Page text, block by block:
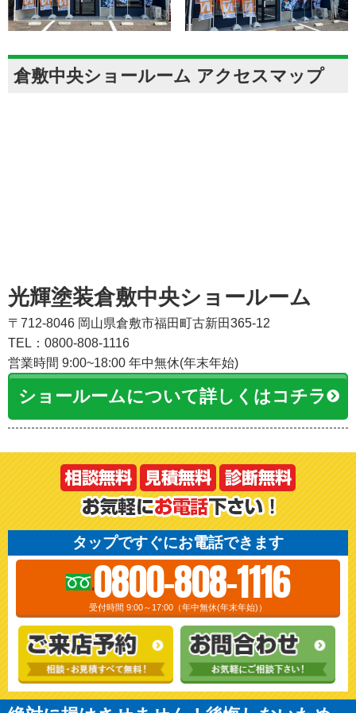
倉敷中央ショールーム アクセスマップ
光輝塗装倉敷中央ショールーム
〒712-8046 岡山県倉敷市福田町古新田365-12
TEL：0800-808-1116
営業時間 9:00~18:00 年中無休(年末年始)
ショールームについて詳しくはコチラ
タップですぐにお電話できます
0800-808-1116
受付時間 9:00～17:00（年中無休(年末年始)）